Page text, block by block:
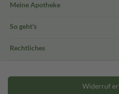
Meine Apotheke
So geht's
Rechtliches
Widerruf